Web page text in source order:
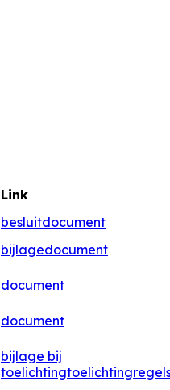
Link
besluitdocument
bijlagedocument
document
document
bijlage bij
toelichtingtoelichting